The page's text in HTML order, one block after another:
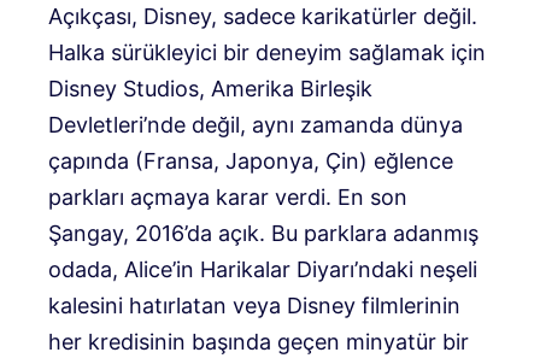
Açıkçası, Disney, sadece karikatürler değil.
Halka sürükleyici bir deneyim sağlamak için
Disney Studios, Amerika Birleşik
Devletleri’nde değil, aynı zamanda dünya
çapında (Fransa, Japonya, Çin) eğlence
parkları açmaya karar verdi. En son
Şangay, 2016’da açık. Bu parklara adanmış
odada, Alice’in Harikalar Diyarı’ndaki neşeli
kalesini hatırlatan veya Disney filmlerinin
her kredisinin başında geçen minyatür bir